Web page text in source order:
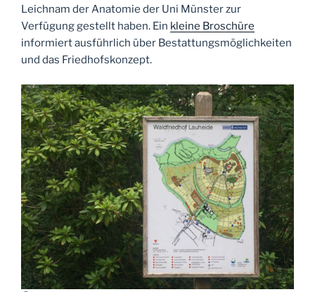
Leichnam der Anatomie der Uni Münster zur
Verfügung gestellt haben. Ein kleine Broschüre
informiert ausführlich über Bestattungsmöglichkeiten
und das Friedhofskonzept.